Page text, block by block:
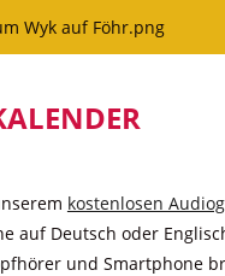
kostenlosen
auf Deutsch oder
und Smartphone